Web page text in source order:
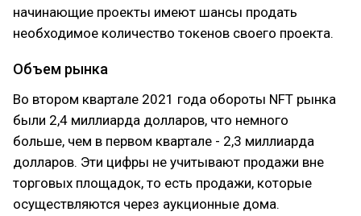
начинающие проекты имеют шансы продать
необходимое количество токенов своего проекта.
Объем рынка
Во втором квартале 2021 года обороты NFT рынка
были 2,4 миллиарда долларов, что немного
больше, чем в первом квартале - 2,3 миллиарда
долларов. Эти цифры не учитывают продажи вне
торговых площадок, то есть продажи, которые
осуществляются через аукционные дома.